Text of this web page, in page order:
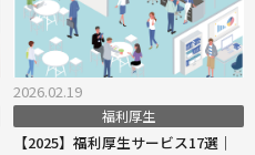
2026.02.19
福利厚生
【2025】福利厚生サービス17選｜